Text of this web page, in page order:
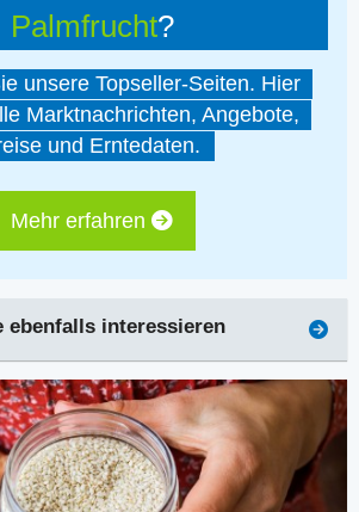
Palmfrucht?
unsere Topseller-Seiten. Hier
Marktnachrichten, Angebote,
und Erntedaten.
Mehr erfahren
ebenfalls interessieren